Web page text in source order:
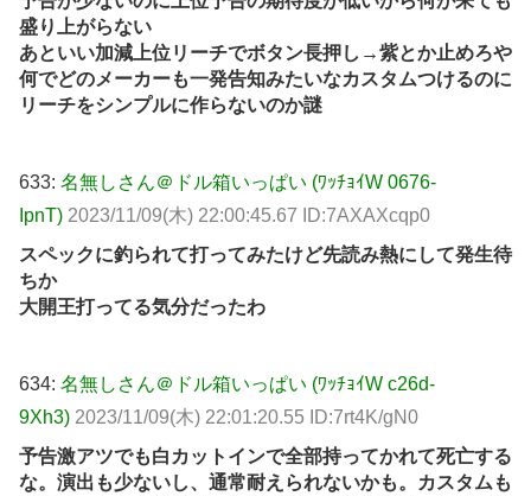
盛り上がらない
あといい加減上位リーチでボタン長押し→紫とか止めろや
何でどのメーカーも一発告知みたいなカスタムつけるのに
リーチをシンプルに作らないのか謎
633: 名無しさん＠ドル箱いっぱい (ﾜｯﾁｮｲW 0676-
IpnT) 2023/11/09(木) 22:00:45.67 ID:7AXAXcqp0
スペックに釣られて打ってみたけど先読み熱にして発生待
ちか
大開王打ってる気分だったわ
634: 名無しさん＠ドル箱いっぱい (ﾜｯﾁｮｲW c26d-
9Xh3) 2023/11/09(木) 22:01:20.55 ID:7rt4K/gN0
予告激アツでも白カットインで全部持ってかれて死亡する
な。演出も少ないし、通常耐えられないかも。カスタムも